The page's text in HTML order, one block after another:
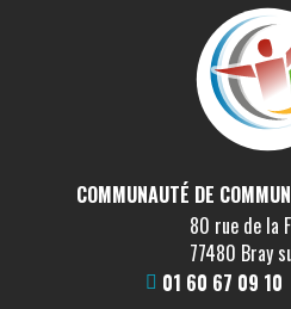
COMMUNAUTÉ DE
80 rue de la
77480 Bray
01 60 67 09 10